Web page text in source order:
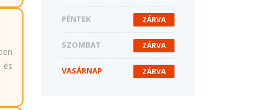
PÉNTEK ZÁRVA
SZOMBAT ZÁRVA
VASÁRNAP ZÁRVA